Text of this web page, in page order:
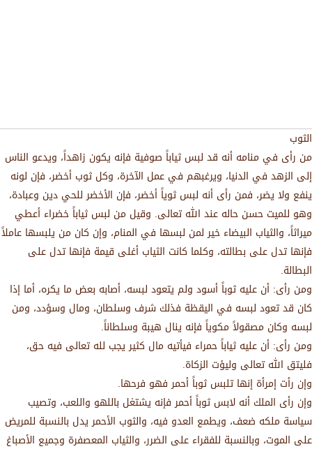
الثوب
من رأى في منامه أنه قد لبس ثياباً صوفية فإنه يكون زاهداً، ويدعو الناس
إلى الزهد في الدنيا، ويرغبهم في عمل الآخرة، وكل ثوب أخضر، فإن لونه
ينفع ولا يضر، فمن رأى أنه لبس ثوياً أخضر، فإن الأخضر للحي دين وعبادة،
وهو للميت حسن حاله عند الله تعالى. وقيل من لبس ثياباً خضراء أعطي
ميراثاً، والثياب البيضاء خير لمن لبسها في المنام، وإن كان من يلبسها عاملاً
فإنها تدل على بطالته، وكلما كانت الثياب أغلى قيمة فإنها تدل على
البطالة.
ومن رأى: أن عليه ثوباً أسود ولم يتعود لبسه، أصابه بعض ما يكره، أما إذا
كان قد تعود لبسه في اليقظة فذلك شرف وسلطان، ومال وسؤدد، ومن
لبسه وكان مصقولاً مكوياً فإنه ينال هيبة وسلطاناً.
ومن رأى: أن عليه ثياباً حمراء فيأتيه مال كثير يجب لله تعالى فيه حق،
فليتق الله تعالى وليؤت الزكاة.
وإن رأت إمرأة إنها تلبس ثوباً أحمر فهو فرحها.
وإن رأى الملك أنه لابس ثوباً أحمر فإنه يشتغل باللهو واللعب، وتصيب
سياسة ملكه ضعف، ويطمع العدو فيه، والثوب الأحمر يدل بالنسبة للمريض
على الموت، وبالنسبة للفقراء على الضرر، والثياب المعصفرة وجميع الأصباغ